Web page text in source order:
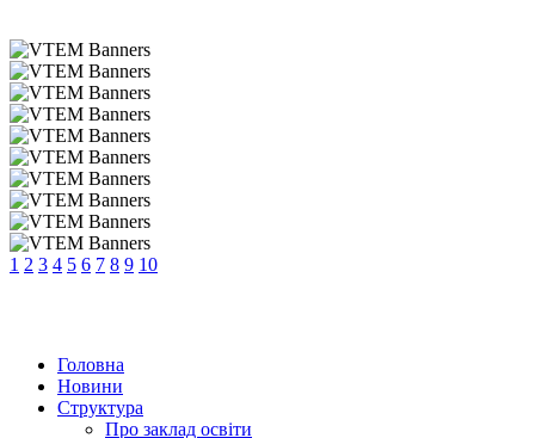
1 2 3 4 5 6 7 8 9 10
Головна
Новини
Структура
Про заклад освіти